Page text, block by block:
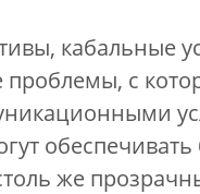
кабальные
проблемы, с
же